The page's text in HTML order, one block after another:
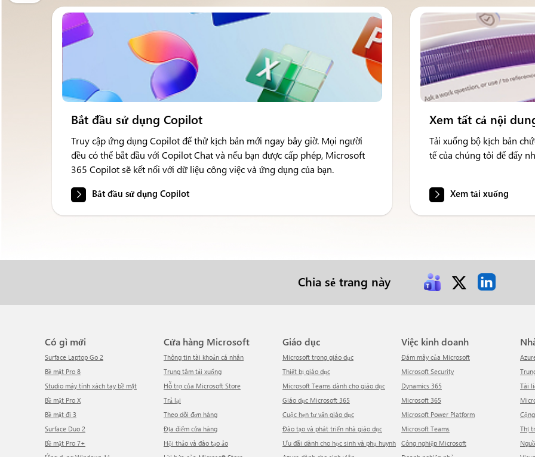
Bắt đầu sử dụng Copilot
Truy cập ứng dụng Copilot để thử kịch bản mới ngay bây giờ. Mọi người
đều có thể bắt đầu với Copilot Chat và nếu bạn được cấp phép, Microsoft
365 Copilot sẽ kết nối với dữ liệu công việc và ứng dụng của bạn.
Bắt đầu sử dụng Copilot
Xem tất cả nội
Tải xuống bộ kịch bản
tế của chúng tôi để đẩy
Xem tải xuống
Chia sẻ trang này
Có gì mới
Surface Laptop Go 2
Bề mặt Pro 8
Studio máy tính xách tay bề mặt
Bề mặt Pro X
Bề mặt đi 3
Surface Duo 2
Bề mặt Pro 7+
Cửa hàng Microsoft
Thông tin tài khoản cá nhân
Trung tâm tải xuống
Hỗ trợ của Microsoft Store
Trả lại
Theo dõi đơn hàng
Địa điểm cửa hàng
Hội thảo và đào tạo ảo
Giáo dục
Microsoft trong giáo dục
Thiết bị giáo dục
Microsoft Teams dành cho giáo dục
Giáo dục Microsoft 365
Cuộc hẹn tư vấn giáo dục
Đào tạo và phát triển nhà giáo dục
Ưu đãi dành cho học sinh và phụ huynh
Việc kinh doanh
Đám mây của Microsoft
Microsoft Security
Dynamics 365
Microsoft 365
Microsoft Power Platform
Microsoft Teams
Công nghiệp Microsoft
Tài
Thị